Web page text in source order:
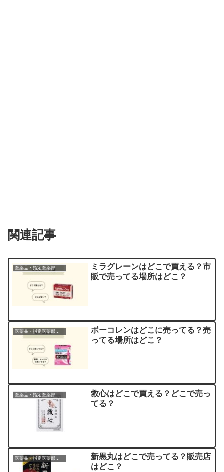
関連記事
医薬品・指定医薬部外品
ミラグレーンはどこで買える？市
販で売ってる場所はどこ？
ボーコレンはどこに売ってる？売
ってる場所はどこ？
医薬品・指定医薬部外品
救心はどこで買える？どこで売っ
てる？
新黒丸はどこで売ってる？販売店
はどこ？